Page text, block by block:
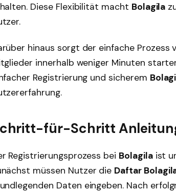
Diese Flexibilität macht Bolagila
hinaus sorgt der einfache Prozess
innerhalb weniger Minuten
Registrierung und sicherem
für-Schritt
Registrierungsprozess bei Bolagilaist
müssen Nutzer die Daftar
Daten eingeben. Nach